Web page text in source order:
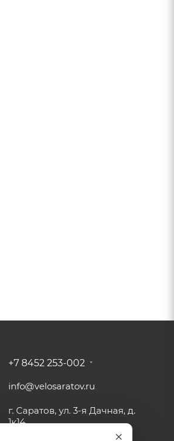
+7 8452 253-002
info@velosaratov.ru
г. Саратов, ул. 3-я Дачная, д.
1к14